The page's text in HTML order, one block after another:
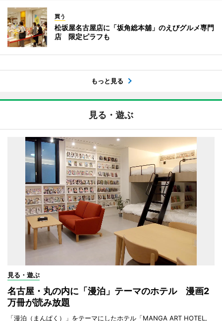
買う
松坂屋名古屋店に「坂角総本舖」のえびグルメ専門
店 限定ピラフも
もっと見る
見る・遊ぶ
見る・遊ぶ
名古屋・丸の内に「漫泊」テーマのホテル 漫画2
万冊が読み放題
「漫泊（まんぱく）」をテーマにしたホテル「MANGA ART HOTEL,